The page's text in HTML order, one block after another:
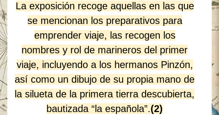
La exposición recoge aquellas en las que
se mencionan los preparativos para
emprender viaje, las recogen los
nombres y rol de marineros del primer
viaje, incluyendo a los hermanos Pinzón,
así como un dibujo de su propia mano de
la silueta de la primera tierra descubierta,
bautizada “la española”.(2)